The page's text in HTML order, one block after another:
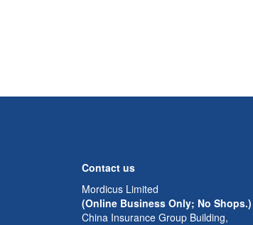
Contact us
Mordicus Limited
(Online Business Only; No Shops.)
China Insurance Group Building,